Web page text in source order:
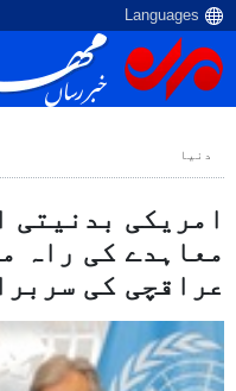
دنیا
امریکی بدنیتی
معاہدے کی راہ
عراقچی کی